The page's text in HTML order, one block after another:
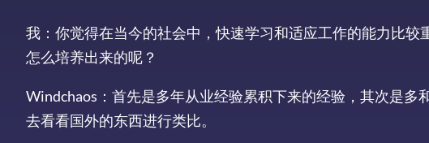
我：你觉得在当今的社会中，快速学习和适应工作的能力比
怎么培养出来的呢？
Windchaos：首先是多年从业经验累积下来的经验，其次是
去看看国外的东西进行类比。